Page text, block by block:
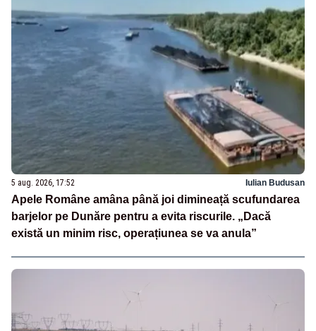
5 aug. 2026, 17:52 Iulian Budusan
Apele Române amâna până joi dimineață scufundarea
barjelor pe Dunăre pentru a evita riscurile. „Dacă
există un minim risc, operațiunea se va anula”